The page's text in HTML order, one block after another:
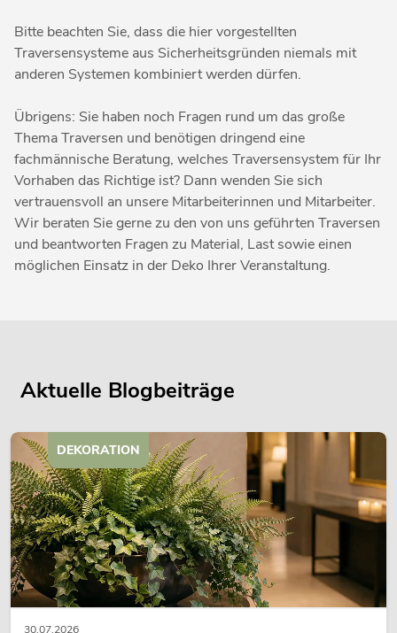
Bitte beachten Sie, dass die hier vorgestellten
Traversensysteme aus Sicherheitsgründen niemals mit
anderen Systemen kombiniert werden dürfen.
Übrigens: Sie haben noch Fragen rund um das große
Thema Traversen und benötigen dringend eine
fachmännische Beratung, welches Traversensystem für Ihr
Vorhaben das Richtige ist? Dann wenden Sie sich
vertrauensvoll an unsere Mitarbeiterinnen und Mitarbeiter.
Wir beraten Sie gerne zu den von uns geführten Traversen
und beantworten Fragen zu Material, Last sowie einen
möglichen Einsatz in der Deko Ihrer Veranstaltung.
Aktuelle Blogbeiträge
30.07.2026
DEKORATION